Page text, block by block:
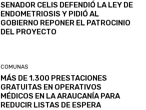
SENADOR CELIS DEFENDIÓ LA LEY DE
ENDOMETRIOSIS Y PIDIÓ AL
GOBIERNO REPONER EL PATROCINIO
DEL PROYECTO
COMUNAS
MÁS DE 1.300 PRESTACIONES
GRATUITAS EN OPERATIVOS
MÉDICOS EN LA ARAUCANÍA PARA
REDUCIR LISTAS DE ESPERA